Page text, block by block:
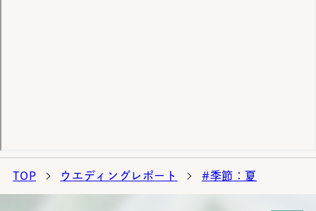
TOP ウエディングレポート #季節：夏